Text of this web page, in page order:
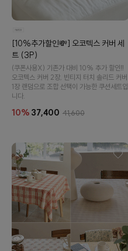
있어요
[10%추가할인💸] 오코텍스 커버 세
트 (3P)
(쿠폰사용X) 기존가 대비 10% 추가 할인‼️
오코텍스 커버 2장, 빈티지 터치 솔리드 커버
1장 랜덤으로 조합 선택이 가능한 쿠션세트입
니다.
10% 37,400 41,600